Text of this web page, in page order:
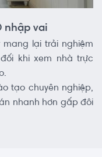
nhập vai
mang lại trải nghiệm
khi xem nhà trực
tạo chuyên nghiệp,
nhanh hơn gấp đôi